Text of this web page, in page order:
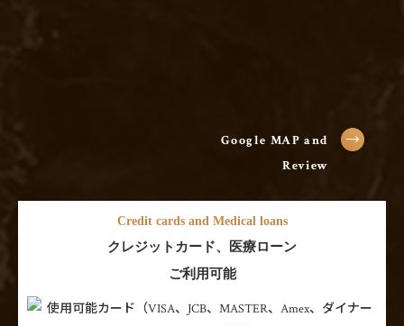
Google MAP and
Review
Credit cards and Medical loans
クレジットカード、医療ローン
ご利用可能